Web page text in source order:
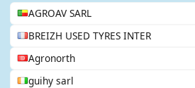
AGROAV SARL
BREIZH USED TYRES INTER
Agronorth
guihy sarl